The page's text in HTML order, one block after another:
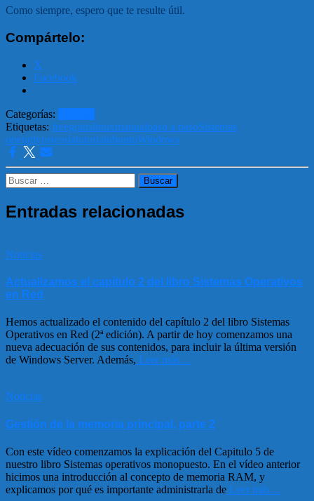
Como siempre, espero que te resulte útil.
Compártelo:
X
Facebook
Categorías:
Etiquetas: freegratislinuxmanualpaso a pasoSistemas
operativosteoríatutorialubuntuWindows
Buscar:
Entradas relacionadas
Noticias
Actualizamos el capítulo 2 del libro Sistemas Operativos
en Red
Hemos actualizado el contenido del capítulo 2 del libro Sistemas
Operativos en Red (2ª edición). A partir de hoy comenzamos una
nueva adecuación de sus contenidos, para incluir la última versión
de Windows Server. Además, Leer más…
Noticias
Gestión de la memoria principal, parte 2
Con este vídeo comenzamos la explicación del Capitulo 5 de
nuestro libro Sistemas operativos monopuesto. En el vídeo anterior
hicimos una introducción al concepto de memoria RAM, y
explicamos por qué es importante administrarla de Leer más…